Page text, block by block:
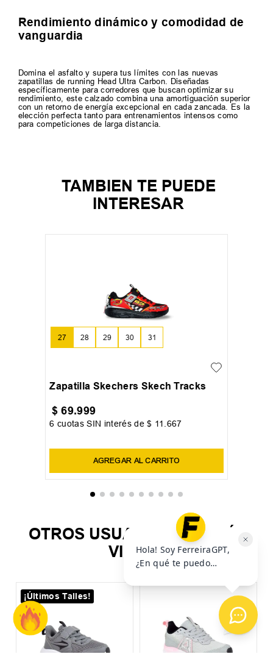
Rendimiento dinámico y comodidad de
vanguardia
Domina el asfalto y supera tus límites con las nuevas
zapatillas de running Head Ultra Carbon. Diseñadas
específicamente para corredores que buscan optimizar su
rendimiento, este calzado combina una amortiguación superior
con un retorno de energía excepcional en cada zancada. Es la
elección perfecta tanto para entrenamientos intensos como
para competiciones de larga distancia.
TAMBIEN TE PUEDE
INTERESAR
27 28 29 30 31
Zapatilla Skechers Skech Tracks
$ 69.999
6 cuotas SIN interés de$ 11 667
OTROS USUARIOS TAMBIÉN
VIERON
¡Últimos Talles!